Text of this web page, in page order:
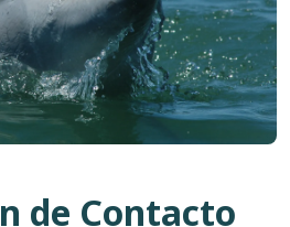
de Contacto